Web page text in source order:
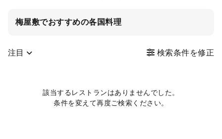
梅屋敷でおすすめの各国料理
注目 検索条件を修正
該当するレストランはありませんでした。
条件を変えて再度ご検索ください。